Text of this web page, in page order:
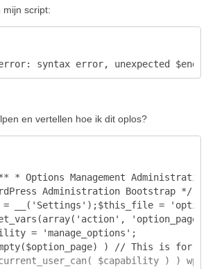
mijn script:
syntax error, unexpected $end
en vertellen hoe ik dit oplos?